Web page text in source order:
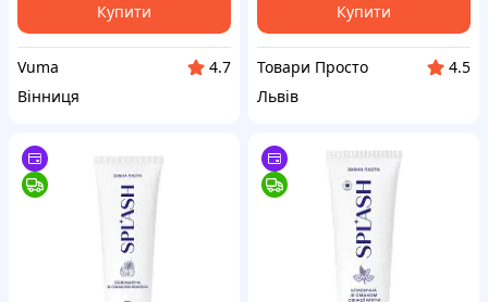
Купити
Vuma
4.7
Вінниця
Купити
Товари Просто
4.5
Львів